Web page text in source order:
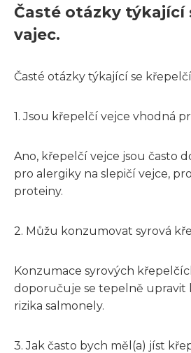
Časté otázky týkající
vajec.
Časté otázky týkající se
1. Jsou křepelčí vejce vhodná
Ano, křepelčí vejce jsou často
pro alergiky na slepičí vejce,
proteiny.
2. Můžu konzumovat syrová
Konzumace syrových
doporučuje se tepelně upravit
rizika salmonely.
3. Jak často bych měl(a) jíst